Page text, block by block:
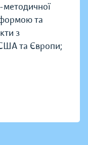
формою та
з
та Європи;